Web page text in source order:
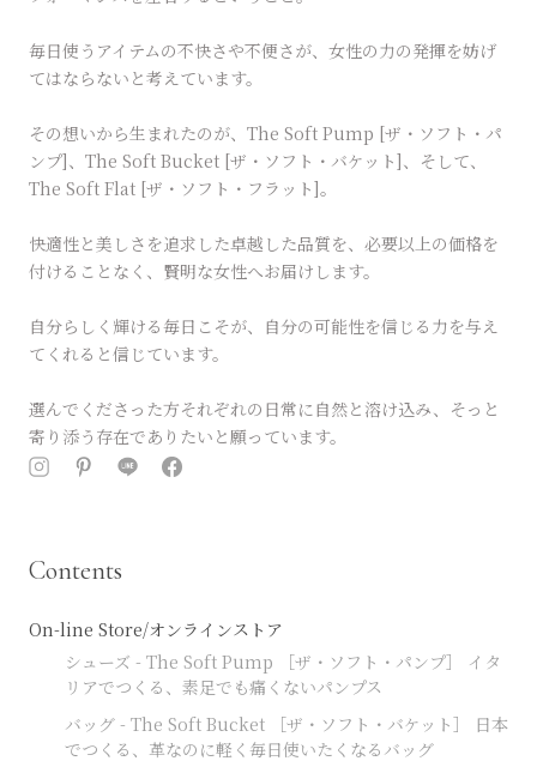
毎日使うアイテムの不快さや不便さが、女性の力の発揮を妨げ
てはならないと考えています。
その想いから生まれたのが、The Soft Pump [ザ・ソフト・パ
ンプ]、The Soft Bucket [ザ・ソフト・バケット]、そして、
The Soft Flat [ザ・ソフト・フラット]。
快適性と美しさを追求した卓越した品質を、必要以上の価格を
付けることなく、賢明な女性へお届けします。
自分らしく輝ける毎日こそが、自分の可能性を信じる力を与え
てくれると信じています。
選んでくださった方それぞれの日常に自然と溶け込み、そっと
寄り添う存在でありたいと願っています。
Contents
On-line Store/オンラインストア
シューズ - The Soft Pump ［ザ・ソフト・パンプ］ イタ
リアでつくる、素足でも痛くないパンプス
バッグ - The Soft Bucket ［ザ・ソフト・バケット］ 日本
でつくる、革なのに軽く毎日使いたくなるバッグ